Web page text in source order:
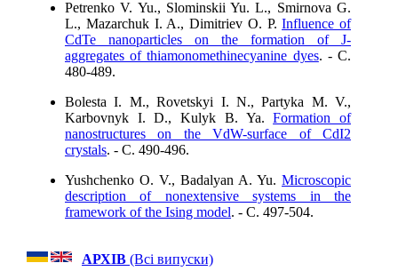
Petrenko V. Yu., Slominskii Yu. L., Smirnova G.
L., Mazarchuk I. A., Dimitriev O. P.Influence of
CdTe nanoparticles on the formation of J-
aggregates of thiamonomethinecyanine dyes. - C.
480-489.
Bolesta I. M., Rovetskyi I. N., Partyka M. V.,
Karbovnyk I. D., Kulyk B. Ya.Formation of
nanostructures on the VdW-surface of CdI2
crystals. - C. 490-496.
Yushchenko O. V., Badalyan A. Yu. Microscopic
description of nonextensive systems in the
framework of the Ising model. - C. 497-504.
АРХІВ (Всі випуски)